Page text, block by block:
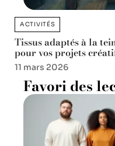
ACTIVITÉS
Tissus adaptés à la
pour vos projets
11 mars 2026
Favori des